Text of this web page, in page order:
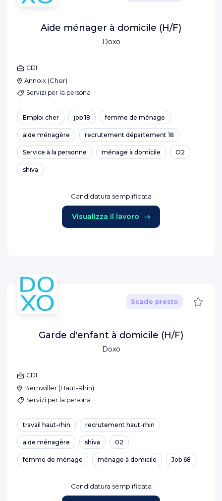
Doxo
Aide ménager à domicile (H/F)
CDI
Annoix (Cher)
Servizi per la persona
Emploi cher job 18 femme de ménage
aide ménagère recrutement département 18
Service à la personne ménage à domicile O2
shiva
Candidatura semplificata
Visualizza il lavoro
Doxo
Scade presto Salva
Garde d'enfant à domicile (H/F)
CDI
Bernwiller (Haut-Rhin)
Servizi per la persona
travail haut-rhin recrutement haut-rhin
aide ménagère shiva 02
femme de ménage ménage à domicile Job 68
Candidatura semplificata